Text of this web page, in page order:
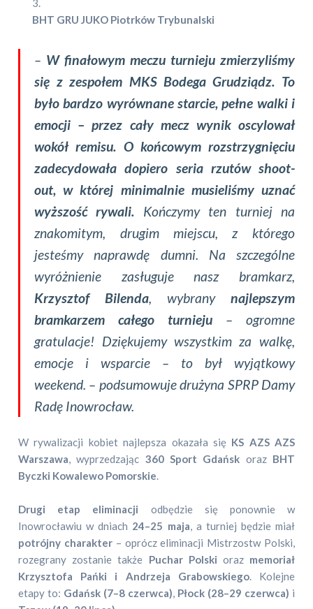
BHT GRU JUKO Piotrków Trybunalski
– W finałowym meczu turnieju zmierzyliśmy
się z zespołem MKS Bodega Grudziądz. To
było bardzo wyrównane starcie, pełne walki i
emocji – przez cały mecz wynik oscylował
wokół remisu. O końcowym rozstrzygnięciu
zadecydowała dopiero seria rzutów shoot-
out, w której minimalnie musieliśmy uznać
wyższość rywali. Kończymy ten turniej na
znakomitym, drugim miejscu, z którego
jesteśmy naprawdę dumni. Na szczególne
wyróżnienie zasługuje nasz bramkarz,
Krzysztof Bilenda, wybrany najlepszym
bramkarzem całego turnieju – ogromne
gratulacje! Dziękujemy wszystkim za walkę,
emocje i wsparcie – to był wyjątkowy
weekend. – podsumowuje drużyna SPRP Damy
Radę Inowrocław.
W rywalizacji kobiet najlepsza okazała się KS AZS AZS
Warszawa, wyprzedzając 360 Sport Gdańsk oraz BHT
Byczki Kowalewo Pomorskie.
Drugi etap eliminacji odbędzie się ponownie w
Inowrocławiu w dniach 24–25 maja, a turniej będzie miał
potrójny charakter– oprócz eliminacji Mistrzostw Polski,
rozegrany zostanie także Puchar Polski oraz memoriał
Krzysztofa Pańki i Andrzeja Grabowskiego. Kolejne
etapy to: Gdańsk (7–8 czerwca), Płock (28–29 czerwca) i